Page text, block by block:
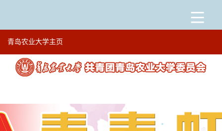
团学信息
青岛农业大学主页